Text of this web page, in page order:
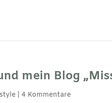
mein Blog
|4 Kommentare